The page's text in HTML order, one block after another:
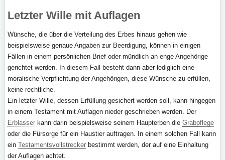
Letzter Wille mit Auflagen
Wünsche, die über die Verteilung des Erbes hinaus gehen wie
beispielsweise genaue Angaben zur Beerdigung, können in einigen
Fällen in einem persönlichen Brief oder mündlich an enge Angehörige
gerichtet werden. In diesem Fall besteht dann aber lediglich eine
moralische Verpflichtung der Angehörigen, diese Wünsche zu erfüllen,
keine rechtliche.
Ein letzter Wille, dessen Erfüllung gesichert werden soll, kann hingegen
in einem Testament mit Auflagen nieder geschrieben werden. Der
Erblasser kann darin beispielsweise seinem Haupterben die Grabpflege
oder die Fürsorge für ein Haustier auftragen. In einem solchen Fall kann
ein Testamentsvollstrecker bestimmt werden, der auf eine Einhaltung
der Auflagen achtet.